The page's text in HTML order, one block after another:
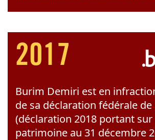
2017
Burim Demiri est en
de sa déclaration fédérale
(déclaration 2018 portant
patrimoine au 31 décembre